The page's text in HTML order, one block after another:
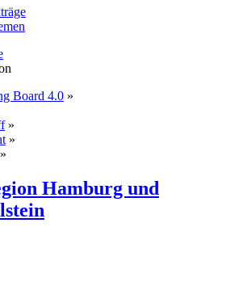
Board 4.0 »
»
»
»
Hamburg und